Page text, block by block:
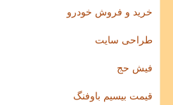
خرید و فروش خودرو
طراحی سایت
فیش حج
قیمت بیسیم باوفنگ